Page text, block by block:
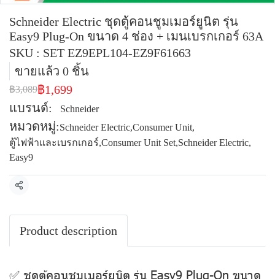
Schneider Electric ชุดตู้คอนชูมเมอร์ยูนิต รุ่น
Easy9 Plug-On ขนาด 4 ช่อง + เมนเบรกเกอร์ 63A
SKU : SET EZ9EPL104-EZ9F61663
ขายแล้ว 0 ชิ้น
฿3,089฿1,699
แบรนด์:
Schneider
หมวดหมู่:Schneider Electric,Consumer Unit,
ตู้ไฟฟ้าและเบรกเกอร์,Consumer Unit Set,Schneider Electric,
Easy9
แชร์
Product description
✅ ชุดตู้คอนชูมเมอร์ยูนิต รุ่น Easy9 Plug-On ขนาด